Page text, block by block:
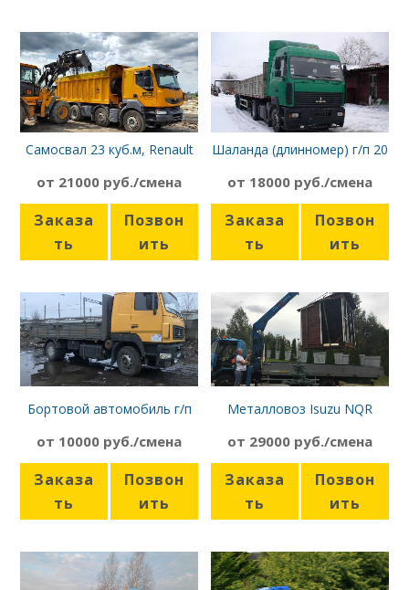
Самосвал 23 куб.м, Renault
от 21000 руб./смена
Заказа
ть
Позвон
ить
Шаланда (длинномер) г/п 20
от 18000 руб./смена
Заказа
ть
Позвон
ить
Бортовой автомобиль г/п
5340B5
от 10000 руб./смена
Заказа
ть
Позвон
ить
Металловоз Isuzu NQR
от 29000 руб./смена
Заказа
ть
Позвон
ить